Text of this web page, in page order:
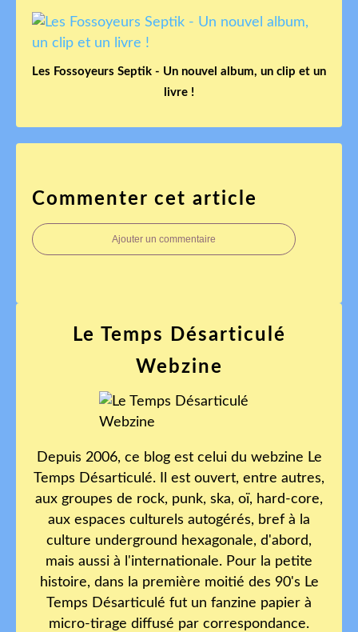
Les Fossoyeurs Septik - Un nouvel album, un clip et un
livre !
Commenter cet article
Ajouter un commentaire
Le Temps Désarticulé
Webzine
Depuis 2006, ce blog est celui du webzine Le
Temps Désarticulé. Il est ouvert, entre autres,
aux groupes de rock, punk, ska, oï, hard-core,
aux espaces culturels autogérés, bref à la
culture underground hexagonale, d'abord,
mais aussi à l'internationale. Pour la petite
histoire, dans la première moitié des 90's Le
Temps Désarticulé fut un fanzine papier à
micro-tirage diffusé par correspondance.